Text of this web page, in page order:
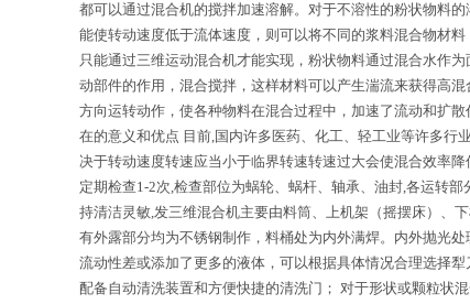
都可以通过混合机的搅拌加速溶解。对于不溶性的粉状物料
能使转动速度低于流体速度，则可以将不同的浆料混合物材
只能通过三维运动混合机才能实现，粉状物料通过混合水作
动部件的作用，混合搅拌，这样材料可以产生湍流来获得高
方向运转动作，使各种物料在混合过程中，加速了流动和扩
在的意义和优点 目前,国内许多医药、化工、轻工业等许多行
决于转动速度转速应当小于临界转速转速过大会使混合效率
定期检查1-2次,检查部位为蜗轮、蜗杆、轴承、油封,各运转
持清洁灵敏,发三维混合机主要由料筒、上机架（摇摆床）、
有外露部分均为不锈钢制作，料桶处为内外满焊。内外抛光
流动性差或添加了更多的液体，可以根据具体情况合理选择
配备自动清洗装置和方便快捷的清洗门； 对于形状或颗粒状